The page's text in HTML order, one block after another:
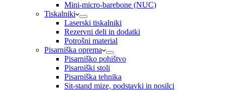
Mini-micro-barebone (NUC)
Tiskalniki
Laserski tiskalniki
Rezervni deli in dodatki
Potrošni material
Pisarniška oprema
Pisarniško pohištvo
Pisarniški stoli
Pisarniška tehnika
Sit-stand mize, podstavki in nosilci